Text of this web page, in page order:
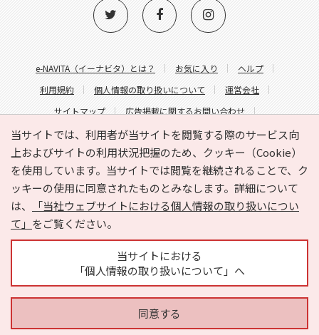
当サイトでは、利用者が当サイトを閲覧する際のサービス向
上およびサイトの利用状況把握のため、クッキー（Cookie）
を使用しています。当サイトでは閲覧を継続されることで、ク
ッキーの使用に同意されたものとみなします。詳細について
は、
「当社ウェブサイトにおける個人情報の取り扱いについ
て」 をご覧ください。
当サイトにおける
「個人情報の取り扱いについて」へ
同意する
e-NAVITA（イーナビタ）とは？ お気に入り
ヘルプ
利用規約
個人情報の取り扱いについて
運営会社
サイトマップ
広告掲載に関するお問い合わせ
サイトの内容に関するお問い合わせ
Copyright © HYOJITO.Co.,Ltd. All Rights Reserved.